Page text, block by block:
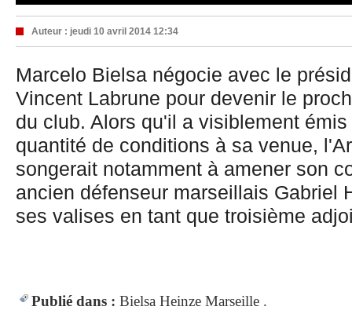
Auteur : jeudi 10 avril 2014 12:34
Marcelo Bielsa négocie avec le
Vincent Labrune pour devenir le
du club. Alors qu'il a visiblement
quantité de conditions à sa venue,
songerait notamment à amener son
ancien défenseur marseillais Gabriel
ses valises en tant que troisième
Publié dans : Bielsa Heinze Marseille .